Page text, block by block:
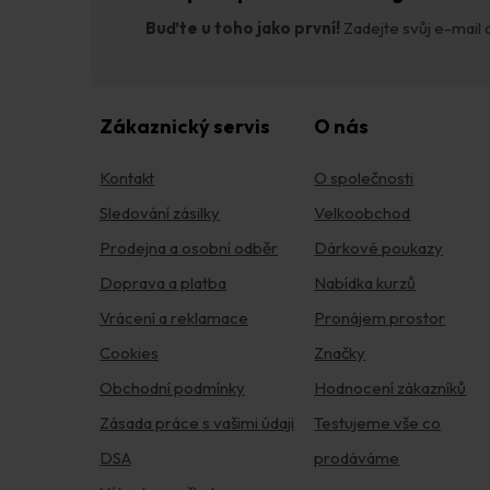
Buďte u toho jako první! Zadejte svůj e-mail
Zákaznický servis
Kontakt
Sledování zásilky
Prodejna a osobní odběr
Doprava a platba
Vrácení a reklamace
Cookies
Obchodní podmínky
Zásada práce s vašimi údaji
DSA
O nás
O společnosti
Velkoobchod
Dárkové poukazy
Nabídka kurzů
Pronájem prostor
Značky
Hodnocení zákazníků
Testujeme vše co
prodáváme